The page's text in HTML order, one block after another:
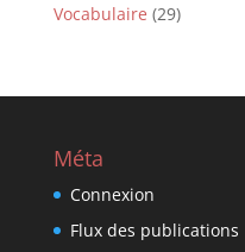
Vocabulaire (29)
Méta
Connexion
Flux des publications